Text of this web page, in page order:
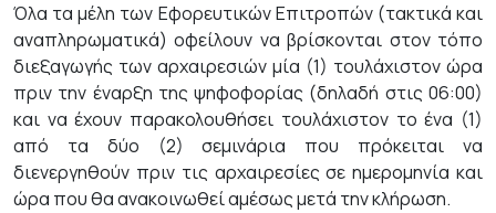
Όλα τα μέλη των Εφορευτικών Επιτροπών (τακτικά και
αναπληρωματικά) οφείλουν να βρίσκονται στον τόπο
διεξαγωγής των αρχαιρεσιών μία (1) τουλάχιστον ώρα
πριν την έναρξη της ψηφοφορίας (δηλαδή στις 06:00)
και να έχουν παρακολουθήσει τουλάχιστον το ένα (1)
από τα δύο (2) σεμινάρια που πρόκειται να
διενεργηθούν πριν τις αρχαιρεσίες σε ημερομηνία και
ώρα που θα ανακοινωθεί αμέσως μετά την κλήρωση.